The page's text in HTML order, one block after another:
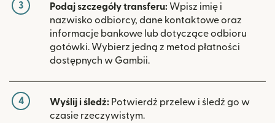
3 Podaj szczegóły transferu: Wpisz imię i
nazwisko odbiorcy, dane kontaktowe oraz
informacje bankowe lub dotyczące odbioru
gotówki. Wybierz jedną z metod płatności
dostępnych w Gambii.
4 Wyślij i śledź: Potwierdź przelew i śledź go w
czasie rzeczywistym.